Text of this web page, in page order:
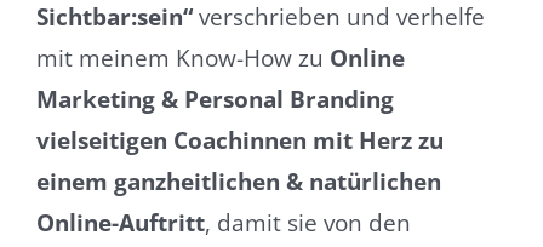
Sichtbar:sein“verschrieben und verhelfe
mit meinem Know-How zu Online
Marketing & Personal Branding
vielseitigen Coachinnen mit Herz zu
einem ganzheitlichen & natürlichen
Online-Auftritt, damit sie von den